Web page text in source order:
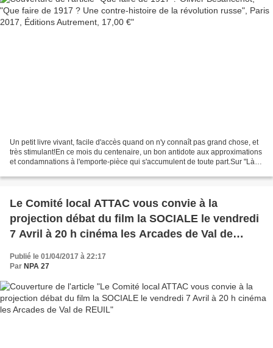
Un petit livre vivant, facile d'accès quand on n'y connaît pas grand chose, et
très stimulant!En ce mois du centenaire, un bon antidote aux approximations
et condamnations à l'emporte-pièce qui s'accumulent de toute part.Sur "Là-
Le Comité local ATTAC vous convie à la
projection débat du film la SOCIALE le vendredi
7 Avril à 20 h cinéma les Arcades de Val de
Publié le 01/04/2017 à 22:17
Par NPA 27